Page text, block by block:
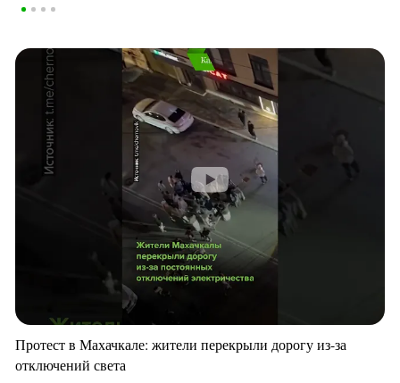
Протест в Махачкале: жители перекрыли дорогу из-за
отключений света